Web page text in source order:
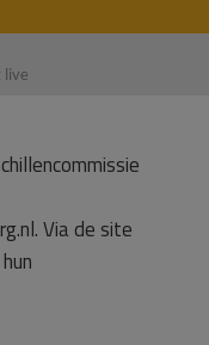
live
Via de site